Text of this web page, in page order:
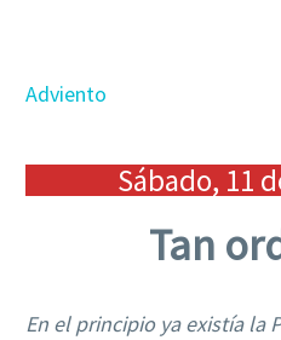
Adviento
Sábado, 11
Tan
En el principio ya existía la